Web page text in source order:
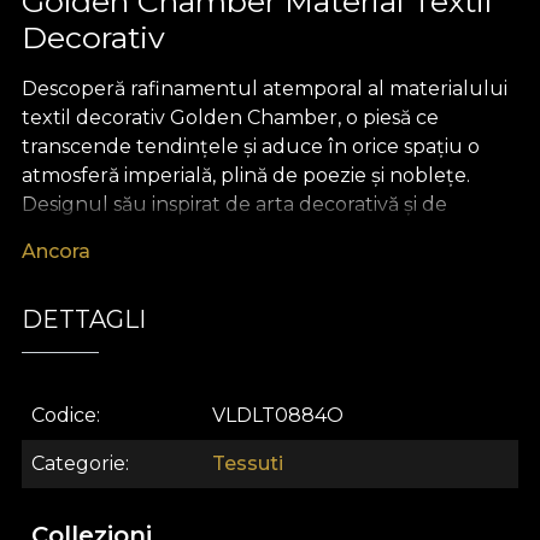
Decorativ
Descoperă rafinamentul atemporal al materialului
textil decorativ Golden Chamber, o piesă ce
transcende tendințele și aduce în orice spațiu o
atmosferă imperială, plină de poezie și noblețe.
Designul său inspirat de arta decorativă și de
manieră subtilă, cu detalii picturale delicate, ce
element vizual din acest material textil premium
pare a spune o poveste despre grandoare, har și
inspirație și rafinament.
Golden Chamber se remarcă prin versatilitatea sa
excepțională, fiind ideal pentru o varietate de
Ancora
DETTAGLI
Codice VLDLT0884O
Categorie Tessuti